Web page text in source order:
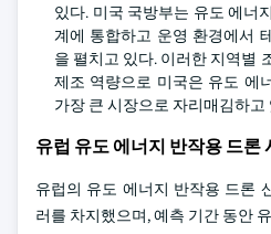
있다. 미국 국방부는 유도 에너
계에 통합하고 운영 환경에서
을 펼치고 있다. 이러한 지역별
제조 역량으로 미국은 유도 에
가장 큰 시장으로 자리매김하고
유럽 유도 에너지 반작용 드론
유럽의 유도 에너지 반작용 드론
러를 차지했으며, 예측 기간 동안